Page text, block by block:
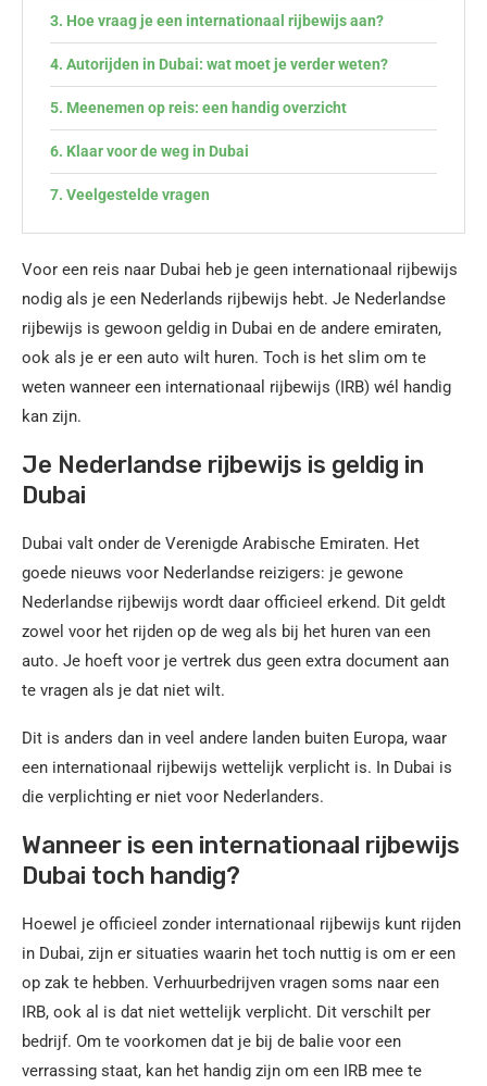
Hoe vraag je een internationaal rijbewijs aan?
Autorijden in Dubai: wat moet je verder weten?
Meenemen op reis: een handig overzicht
Klaar voor de weg in Dubai
Veelgestelde vragen
Voor een reis naar Dubai heb je geen internationaal rijbewijs
nodig als je een Nederlands rijbewijs hebt. Je Nederlandse
rijbewijs is gewoon geldig in Dubai en de andere emiraten,
ook als je er een auto wilt huren. Toch is het slim om te
weten wanneer een internationaal rijbewijs (IRB) wél handig
kan zijn.
Je Nederlandse rijbewijs is geldig in
Dubai
Dubai valt onder de Verenigde Arabische Emiraten. Het
goede nieuws voor Nederlandse reizigers: je gewone
Nederlandse rijbewijs wordt daar officieel erkend. Dit geldt
zowel voor het rijden op de weg als bij het huren van een
auto. Je hoeft voor je vertrek dus geen extra document aan
te vragen als je dat niet wilt.
Dit is anders dan in veel andere landen buiten Europa, waar
een internationaal rijbewijs wettelijk verplicht is. In Dubai is
die verplichting er niet voor Nederlanders.
Wanneer is een internationaal rijbewijs
Dubai toch handig?
Hoewel je officieel zonder internationaal rijbewijs kunt rijden
in Dubai, zijn er situaties waarin het toch nuttig is om er een
op zak te hebben. Verhuurbedrijven vragen soms naar een
IRB, ook al is dat niet wettelijk verplicht. Dit verschilt per
bedrijf. Om te voorkomen dat je bij de balie voor een
verrassing staat, kan het handig zijn om een IRB mee te